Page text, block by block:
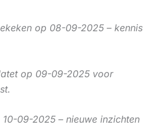
op 08-09-2025 – kennis
op 09-09-2025 voor
09-2025 – nieuwe inzichten